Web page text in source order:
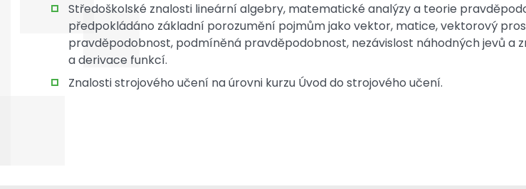
Středoškolské znalosti lineární algebry, matematické analýzy a teorie
předpokládáno základní porozumění pojmům jako vektor, matice, vektorový
pravděpodobnost, podmíněná pravděpodobnost, nezávislost náhodných jevů a
a derivace funkcí.
Znalosti strojového učení na úrovni kurzu Úvod do strojového učení.